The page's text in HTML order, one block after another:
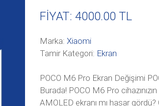
FİYAT: 4000.00 TL
Marka: Xiaomi
Tamir Kategori: Ekran
POCO M6 Pro Ekran Değişimi
Burada! POCO M6 Pro
AMOLED ekranı mı hasar